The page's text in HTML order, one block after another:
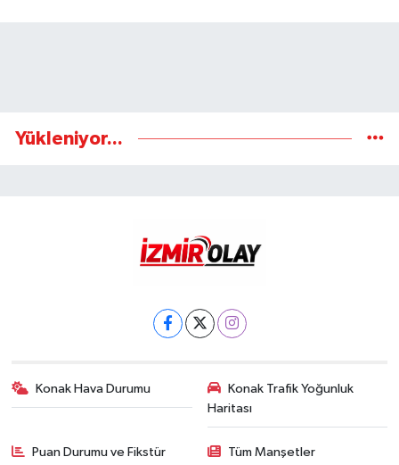
Yükleniyor...
Konak Hava Durumu
Konak Trafik Yoğunluk
Haritası
Puan Durumu ve Fikstür Tüm Manşetler